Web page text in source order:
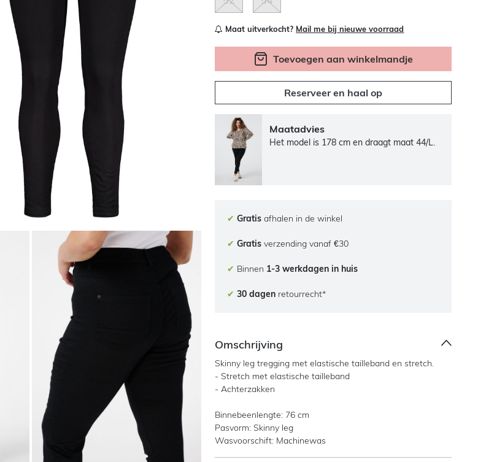
Maat uitverkocht? Mail me bij nieuwe voorraad
Toevoegen aan winkelmandje
Reserveer en haal op
Maatadvies
Het model is 178 cm en draagt maat 44/L.
✔ Gratis afhalen in de winkel
✔ Gratis verzending vanaf €30
✔ Binnen 1-3 werkdagen in huis
✔ 30 dagen retourrecht*
Omschrijving
Skinny leg tregging met elastische tailleband en stretch.
- Stretch met elastische tailleband
- Achterzakken
Binnebeenlengte: 76 cm
Pasvorm: Skinny leg
Wasvoorschift: Machinewas